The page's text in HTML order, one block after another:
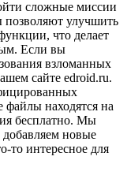
сложные миссии
позволяют улучшить
что делает
Если вы
взломанных
сайте edroid.ru.
находятся на
бесплатно. Мы
новые
то интересное для